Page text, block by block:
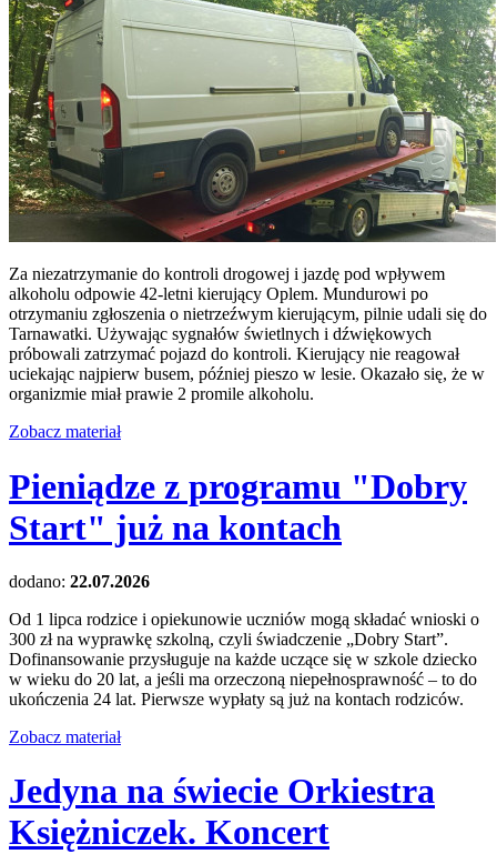
Za niezatrzymanie do kontroli drogowej i jazdę pod wpływem
alkoholu odpowie 42-letni kierujący Oplem. Mundurowi po
otrzymaniu zgłoszenia o nietrzeźwym kierującym, pilnie udali się do
Tarnawatki. Używając sygnałów świetlnych i dźwiękowych
próbowali zatrzymać pojazd do kontroli. Kierujący nie reagował
uciekając najpierw busem, później pieszo w lesie. Okazało się, że w
organizmie miał prawie 2 promile alkoholu.
Zobacz materiał
Pieniądze z programu "Dobry
Start" już na kontach
dodano: 22.07.2026
Od 1 lipca rodzice i opiekunowie uczniów mogą składać wnioski o
300 zł na wyprawkę szkolną, czyli świadczenie „Dobry Start”.
Dofinansowanie przysługuje na każde uczące się w szkole dziecko
w wieku do 20 lat, a jeśli ma orzeczoną niepełnosprawność – to do
ukończenia 24 lat. Pierwsze wypłaty są już na kontach rodziców.
Zobacz materiał
Jedyna na świecie Orkiestra
Księżniczek. Koncert